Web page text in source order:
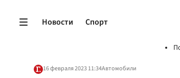
Новости Спорт
16 февраля 2023 11:34Автомобили